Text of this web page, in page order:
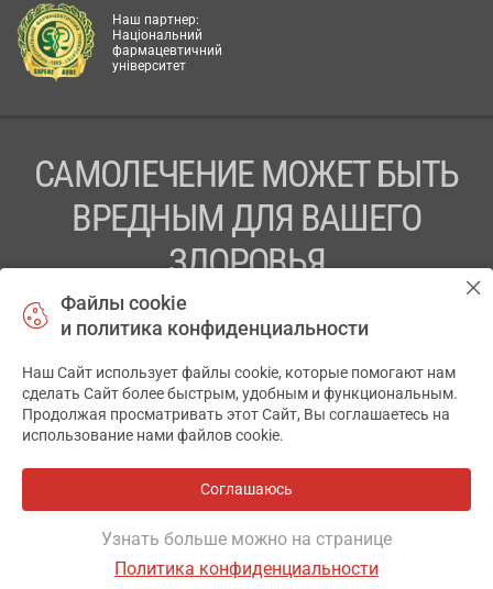
Наш партнер:
Національний
фармацевтичний
університет
САМОЛЕЧЕНИЕ МОЖЕТ БЫТЬ
ВРЕДНЫМ ДЛЯ ВАШЕГО
ЗДОРОВЬЯ
ПЕРЕД ПРИМЕНЕНИЕМ ПРЕПАРАТА
ПРОКОНСУЛЬТИРУЙТЕСЬ С ВРАЧОМ
ТОВ «АПТЕКА 911.ЮА» Код ЄДРПОУ 43631965.
Отказ от ответственности
АПТЕКА911.ЮА
Файлы cookie
и политика конфиденциальности
Наш Сайт использует файлы cookie, которые помогают нам
сделать Сайт более быстрым, удобным и функциональным.
Продолжая просматривать этот Сайт, Вы соглашаетесь на
использование нами файлов cookie.
Соглашаюсь
Узнать больше можно на странице
Политика конфиденциальности
✕